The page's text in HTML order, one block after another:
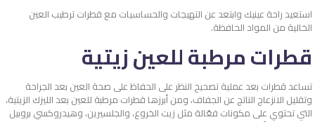
استعيد راحة عينيك وابتعد عن التهيجات والحساسيات مع قطرات ترطيب العين
الخالية من المواد الحافظة.
قطرات مرطبة للعين زيتية
تساعد قطرات بعد عملية تصحيح النظر على الحفاظ على صحة العين بعد الجراحة
وتقليل الانزعاج الناتج عن الجفاف، ومن أبرزها قطرات مرطبة للعين بعد الليزك الزيتية،
التي تحتوي على مكونات فعّالة مثل زيت الخروع، والجلسيرين، وهيدروكسي بروبيل